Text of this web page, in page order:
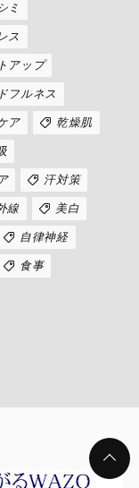
シミ
ス
アップ
フルネス
ア 乾燥肌
汗対策
線 美白
自律神経
食事